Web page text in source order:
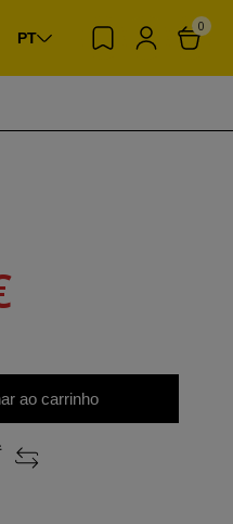
PT
0
ao carrinho